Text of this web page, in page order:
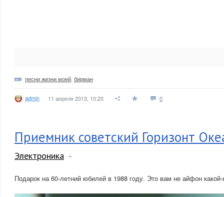
песни жизни моей бирман
admin 11 апреля 2013, 10:20 0
Приемник советский Горизонт
Электроника
Подарок на 60-летний юбилей в 1988 году. Это вам не айфон